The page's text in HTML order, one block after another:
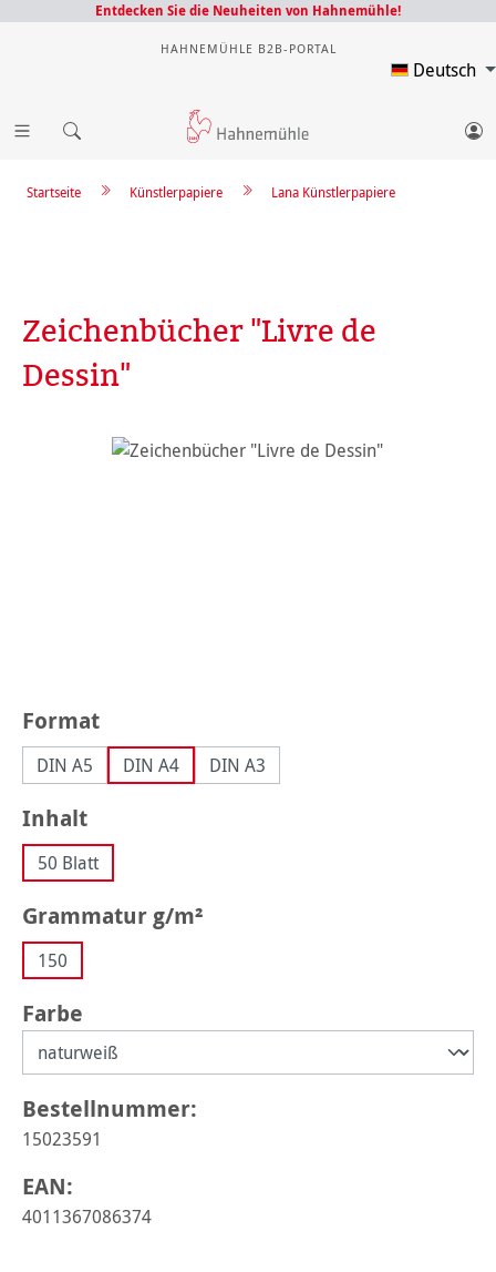
Entdecken Sie die Neuheiten von Hahnemühle!
HAHNEMÜHLE B2B-PORTAL
Deutsch
Lana Künstlerpapiere
Künstlerpapiere
Startseite
Zeichenbücher "Livre de
Dessin"
Bildergalerie überspringen
Formatauswählen
DIN A5 DIN A4 DIN A3
Inhaltauswählen
50 Blatt
Grammatur g/m²
150
Farbe
Bestellnummer:
15023591
EAN:
4011367086374